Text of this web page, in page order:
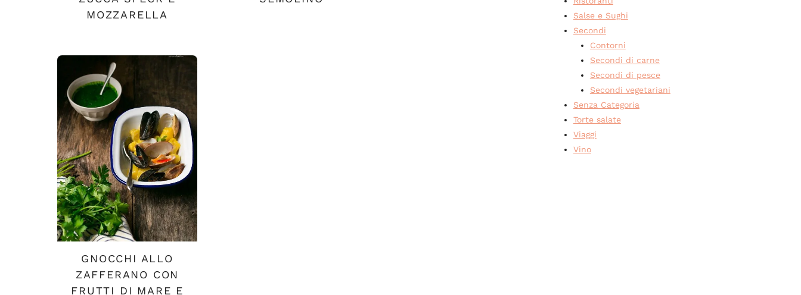
MOZZARELLA
GNOCCHI ALLO
ZAFFERANO CON
FRUTTI DI MARE E
Salse e Sughi
Secondi
Contorni
Secondi di carne
Secondi di pesce
Secondi vegetariani
Senza Categoria
Torte salate
Viaggi
Vino